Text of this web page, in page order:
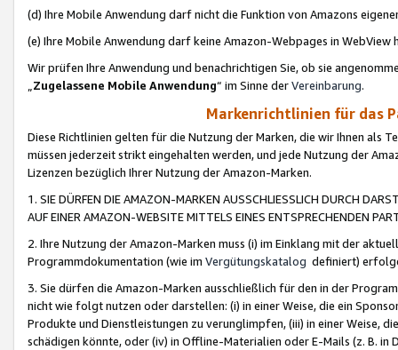
(d) Ihre Mobile Anwendung darf nicht die Funktion von Amazons
(e) Ihre Mobile Anwendung darf keine Amazon-Webpages in WebView
Wir prüfen Ihre Anwendung und benachrichtigen Sie, ob sie
„Zugelassene Mobile Anwendung“ im Sinne derVereinbarung.
Markenrichtlinien für das
Diese Richtlinien gelten für die Nutzung der Marken, die wir Ihnen als
müssen jederzeit strikt eingehalten werden, und jede Nutzung der
Lizenzen bezüglich Ihrer Nutzung der Amazon-Marken.
1. SIE DÜRFEN DIE AMAZON-MARKEN AUSSCHLIESSLICH DURCH
AUF EINER AMAZON-WEBSITE MITTELS EINES ENTSPRECHENDEN
2. Ihre Nutzung der Amazon-Marken muss (i) im Einklang mit der
Programmdokumentation (wie im Vergütungskatalog definiert)
3. Sie dürfen die Amazon-Marken ausschließlich für den in der
nicht wie folgt nutzen oder darstellen: (i) in einer Weise, die ein
Produkte und Dienstleistungen zu verunglimpfen, (iii) in einer Weise,
schädigen könnte, oder (iv) in Offline-Materialien oder E-Mails (z. B. in